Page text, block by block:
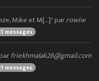
Mike et M[...]" parrowiw
messages
friekhmalak28@gmail.com
messages